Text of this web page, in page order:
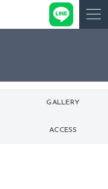
GALLERY
ギャラリー
ACCESS